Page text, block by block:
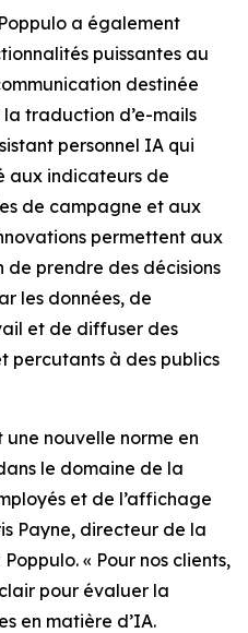
a également
puissantes au
destinée
traduction d’e-mails
personnel IA qui
aux indicateurs de
de campagne et aux
permettent aux
prendre des décisions
les données, de
et de diffuser des
percutants à des publics
nouvelle norme en
le domaine de la
et de l’affichage
Payne, directeur de la
« Pour nos clients,
pour évaluer la
en matière d’IA.